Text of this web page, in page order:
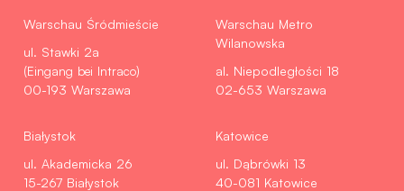
Warschau Śródmieście
ul. Stawki 2a
(Eingang bei Intraco)
00-193 Warszawa
Warschau Metro
Wilanowska
al. Niepodległości 18
02-653 Warszawa
Białystok
ul. Akademicka 26
15-267 Białystok
Katowice
ul. Dąbrówki 13
40-081 Katowice